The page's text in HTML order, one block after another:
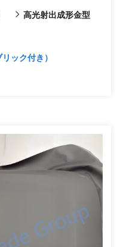
高光射出成形金型
ック付き）